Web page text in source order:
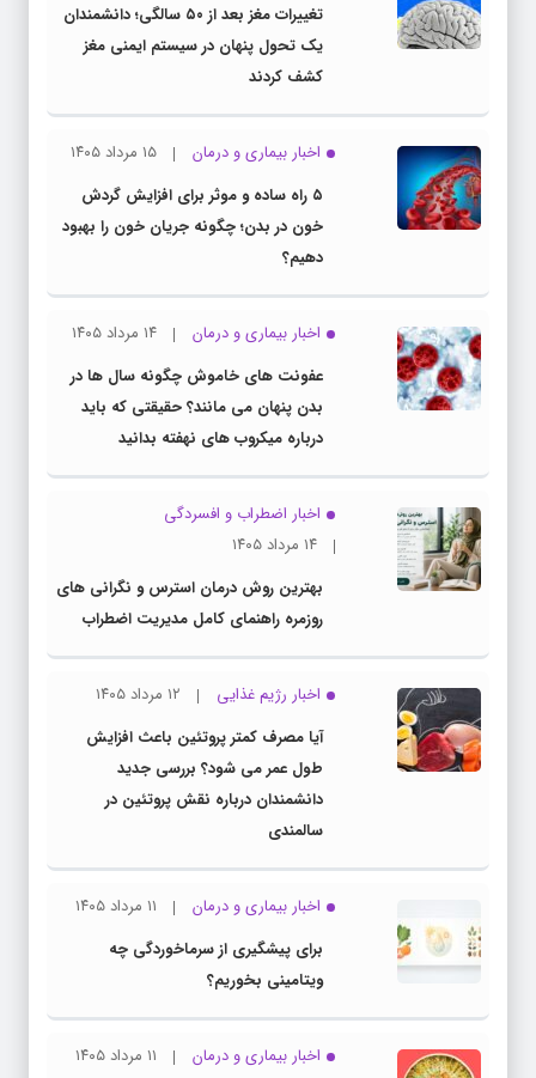
تغییرات مغز بعد از ۵۰ سالگی؛ دانشمندان
یک تحول پنهان در سیستم ایمنی مغز
کشف کردند
اخبار بیماری و درمان
۱۵ مرداد ۱۴۰۵
۵ راه ساده و موثر برای افزایش گردش
خون در بدن؛ چگونه جریان خون را بهبود
دهیم؟
اخبار بیماری و درمان
۱۴ مرداد ۱۴۰۵
عفونت های خاموش چگونه سال ها در
بدن پنهان می مانند؟ حقیقتی که باید
درباره میکروب های نهفته بدانید
اخبار اضطراب و افسردگی
۱۴ مرداد ۱۴۰۵
بهترین روش درمان استرس و نگرانی های
روزمره راهنمای کامل مدیریت اضطراب
اخبار رژیم غذایی
۱۲ مرداد ۱۴۰۵
آیا مصرف کمتر پروتئین باعث افزایش
طول عمر می شود؟ بررسی جدید
دانشمندان درباره نقش پروتئین در
سالمندی
اخبار بیماری و درمان
۱۱ مرداد ۱۴۰۵
برای پیشگیری از سرماخوردگی چه
ویتامینی بخوریم؟
اخبار بیماری و درمان
۱۱ مرداد ۱۴۰۵